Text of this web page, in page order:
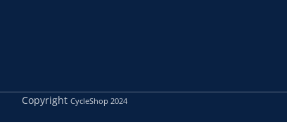
Copyright CycleShop 2024